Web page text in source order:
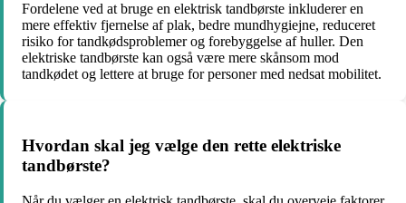
Fordelene ved at bruge en elektrisk tandbørste inkluderer en
mere effektiv fjernelse af plak, bedre mundhygiejne, reduceret
risiko for tandkødsproblemer og forebyggelse af huller. Den
elektriske tandbørste kan også være mere skånsom mod
tandkødet og lettere at bruge for personer med nedsat mobilitet.
Hvordan skal jeg vælge den rette elektriske
tandbørste?